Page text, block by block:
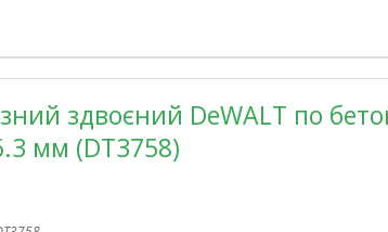
здвоєний DeWALT по
мм (DT3758)